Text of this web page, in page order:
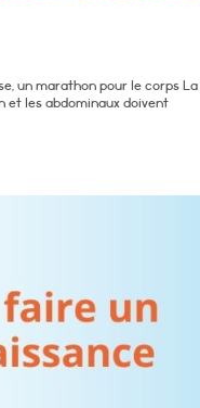
un marathon pour le corps La
et les abdominaux doivent